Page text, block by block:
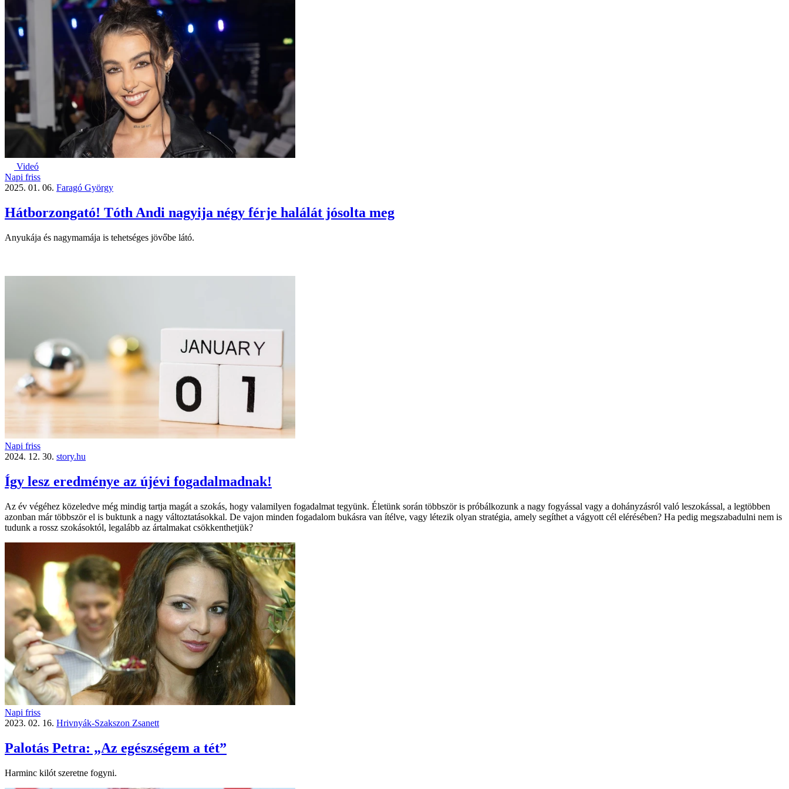
Videó
Napi friss
2025. 01. 06. Faragó György
Hátborzongató! Tóth Andi nagyija négy férje halálát jósolta meg
Anyukája és nagymamája is tehetséges jövőbe látó.
Napi friss
2024. 12. 30. story.hu
Így lesz eredménye az újévi fogadalmadnak!
Az év végéhez közeledve még mindig tartja magát a szokás, hogy valamilyen fogadalmat tegyünk. Életünk során többször is próbálkozunk a nagy fogyással vagy a dohányzásról való leszokással, a legtöbben
azonban már többször el is buktunk a nagy változtatásokkal. De vajon minden fogadalom bukásra van ítélve, vagy létezik olyan stratégia, amely segíthet a vágyott cél elérésében? Ha pedig megszabadulni nem is
tudunk a rossz szokásoktól, legalább az ártalmakat csökkenthetjük?
Napi friss
2023. 02. 16. Hrivnyák-Szakszon Zsanett
Palotás Petra: „Az egészségem a tét”
Harminc kilót szeretne fogyni.